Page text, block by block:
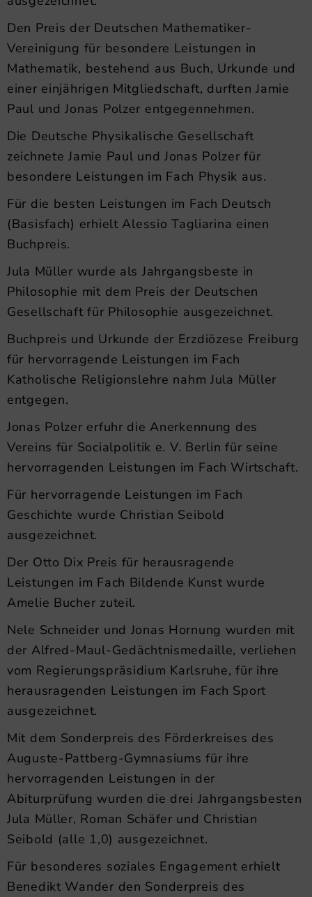
Den Preis der Deutschen Mathematiker-
Vereinigung für besondere Leistungen in
Mathematik, bestehend aus Buch, Urkunde und
einer einjährigen Mitgliedschaft, durften Jamie
Paul und Jonas Polzer entgegennehmen.
Die Deutsche Physikalische Gesellschaft
zeichnete Jamie Paul und Jonas Polzer für
besondere Leistungen im Fach Physik aus.
Für die besten Leistungen im Fach Deutsch
(Basisfach) erhielt Alessio Tagliarina einen
Buchpreis.
Jula Müller wurde als Jahrgangsbeste in
Philosophie mit dem Preis der Deutschen
Gesellschaft für Philosophie ausgezeichnet.
Buchpreis und Urkunde der Erzdiözese Freiburg
für hervorragende Leistungen im Fach
Katholische Religionslehre nahm Jula Müller
entgegen.
Jonas Polzer erfuhr die Anerkennung des
Vereins für Socialpolitik e. V. Berlin für seine
hervorragenden Leistungen im Fach Wirtschaft.
Für hervorragende Leistungen im Fach
Geschichte wurde Christian Seibold
ausgezeichnet.
Der Otto Dix Preis für herausragende
Leistungen im Fach Bildende Kunst wurde
Amelie Bucher zuteil.
Nele Schneider und Jonas Hornung wurden mit
der Alfred-Maul-Gedächtnismedaille, verliehen
vom Regierungspräsidium Karlsruhe, für ihre
herausragenden Leistungen im Fach Sport
ausgezeichnet.
Mit dem Sonderpreis des Förderkreises des
Auguste-Pattberg-Gymnasiums für ihre
hervorragenden Leistungen in der
Abiturprüfung wurden die drei Jahrgangsbesten
Jula Müller, Roman Schäfer und Christian
Seibold (alle 1,0) ausgezeichnet.
Für besonderes soziales Engagement erhielt
Benedikt Wander den Sonderpreis des